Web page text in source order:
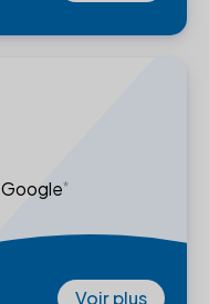
Google
Voir plus